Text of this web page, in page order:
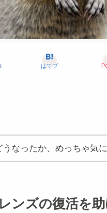
はてブ
なったか、めっちゃ気に
ンズの復活を